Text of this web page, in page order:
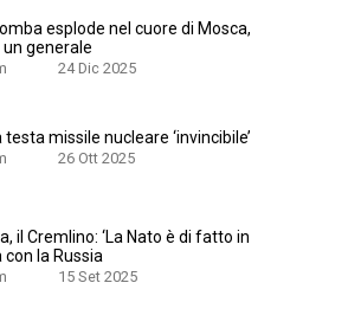
esplode nel cuore di Mosca,
un generale
24 Dic 2025
testa missile nucleare ‘invincibile’
26 Ott 2025
il Cremlino: ‘La Nato è di fatto in
con la Russia
15 Set 2025